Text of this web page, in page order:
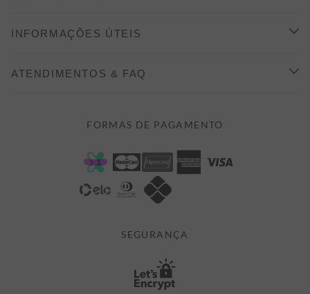
CONHEÇA A ALEATORY
INFORMAÇÕES ÚTEIS
FORMAS DE PAGAMENTO
POLÍTICA DE PRIVACIDADE
ATENDIMENTOS & FAQ
ATENDIMENTO@ALEATORYSTORE.COM.BR
FORMAS DE PAGAMENTO
SEGURANÇA